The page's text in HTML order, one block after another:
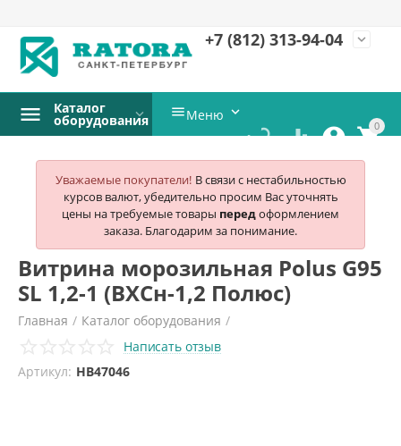
+7 (812) 313-94-04 expand_more
0


 
Каталог
оборудования Меню 
Уважаемые покупатели! В связи с нестабильностью
курсов валют, убедительно просим Вас уточнять
цены на требуемые товары передоформлением
заказа. Благодарим за понимание.
Витрина морозильная Polus G95
SL 1,2-1 (ВХСн-1,2 Полюс)
Главная / Каталог оборудования /
Холодильное и морозильное оборудование
Витрины со встроенным агрегатом
Написать отзыв
Артикул: HB47046